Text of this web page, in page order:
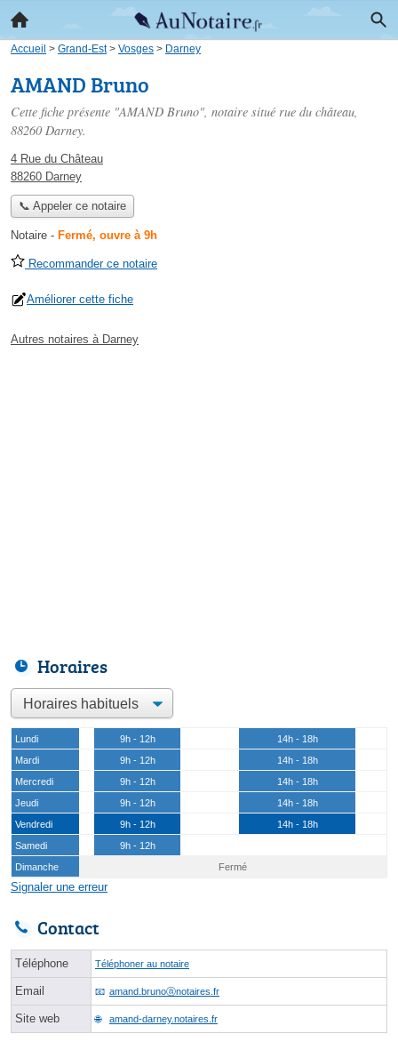
Accueil > Grand-Est> Vosges > Darney
AMAND Bruno
Cette fiche présente "AMAND Bruno", notaire situé rue du château,
88260 Darney.
4 Rue du Château
88260 Darney
📞 Appeler ce notaire
Notaire - Fermé, ouvre à 9h
Recommander ce notaire
Améliorer cette fiche
Autres notaires à Darney
Horaires
Lundi 9h - 12h
14h - 18h
Mardi
9h - 12h
14h - 18h
Mercredi
9h - 12h
14h - 18h
Jeudi
9h - 12h
14h - 18h
Vendredi
9h - 12h
14h - 18h
Samedi
9h - 12h
Dimanche
Fermé
Signaler une erreur
Contact
Téléphone Téléphoner au notaire
Email amand.brunoⓐnotaires.fr
Site web amand-darney.notaires.fr